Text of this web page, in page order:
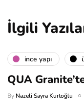
İlgili
i̇nce yapı
QUA
By Nazeli Sayra Kurtoğlu